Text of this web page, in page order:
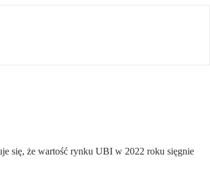
się, że wartość rynku UBI w 2022 roku sięgnie